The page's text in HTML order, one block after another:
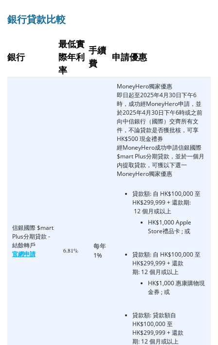
銀行貸款比較
銀行
最低實
際年利
率
手續
費
申請優惠
信銀國際 $mart
Plus分期貸款 -
結餘轉戶
官網申請
6.81%
每年
1%
MoneyHero獨家優惠
即日起至2025年4月30日下午6
時，成功經MoneyHero申請，並
於2025年4月30日下午6時或之前
向中信銀行（國際）交齊所有文
件，不論貸款是否獲批核，可享
HK$500 現金禮券
經MoneyHero成功申請信銀國際
$mart Plus分期貸款， 並於一個月
内提取貸款， 可獲以下選一
MoneyHero獨家優惠
貸款額: 自 HK$100,000 至
HK$299,999+還款期:
12 個月或以上
HK$1,000 Apple
Store禮品卡 ; 或
貸款額: 自 HK$100,000 至
HK$299,999+還款
期: 12 個月或以上
HK$1,000 惠康購物現
金券 ; 或
貸款額: 貸款額自
HK$100,000 至
HK$299,999+還款
期: 12 個月或以上